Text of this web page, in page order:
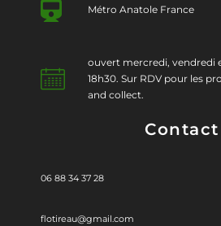
Métro Anatole France
ouvert mercredi, vendredi
18h30. Sur RDV pour les
and collect.
Contact
06 88 34 37 28
flotireau@gmail.com